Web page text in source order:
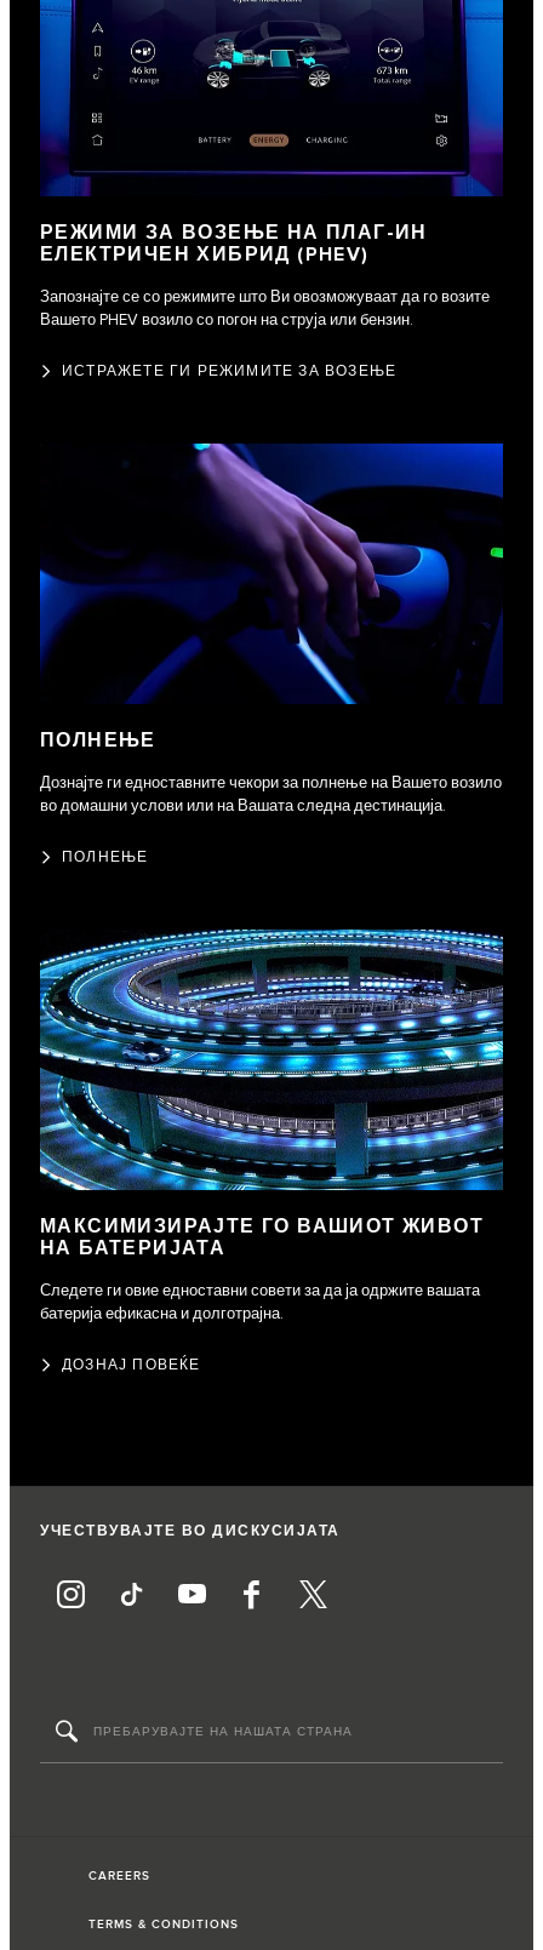
РЕЖИМИ ЗА ВОЗЕЊЕ НА ПЛАГ-ИН
ЕЛЕКТРИЧЕН ХИБРИД (PHEV)
Запознајте се со режимите што Ви овозможуваат да го возите
Вашето PHEV возило со погон на струја или бензин.
ИСТРАЖЕТЕ ГИ РЕЖИМИТЕ ЗА ВОЗЕЊЕ
ПОЛНЕЊЕ
Дознајте ги едноставните чекори за полнење на Вашето возило
во домашни услови или на Вашата следна дестинација.
ПОЛНЕЊЕ
МАКСИМИЗИРАЈТЕ ГО ВАШИОТ ЖИВОТ
НА БАТЕРИЈАТА
Следете ги овие едноставни совети за да ја одржите вашата
батерија ефикасна и долготрајна.
ДОЗНАЈ ПОВЕЌЕ
УЧЕСТВУВАЈТЕ ВО ДИСКУСИЈАТА
CAREERS
TERMS & CONDITIONS